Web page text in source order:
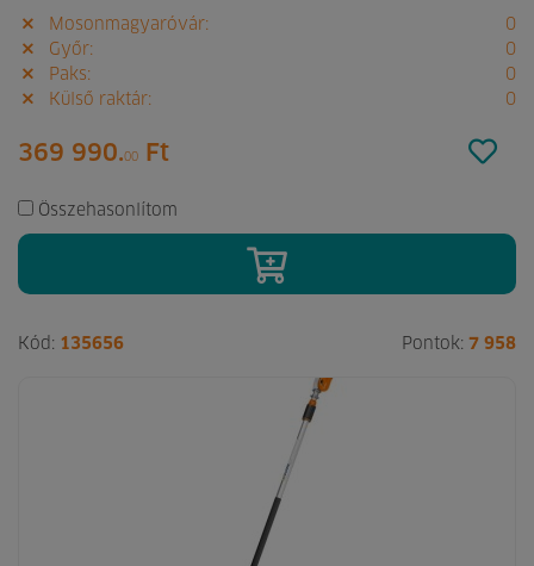
Mosonmagyaróvár:
0
Győr:
0
Paks:
0
Külső raktár:
0
369 990.00 Ft
Összehasonlítom
Kód: 135656 Pontok: 7 958